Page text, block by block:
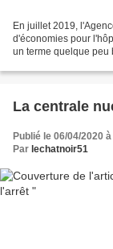
En juillet 2019,
d'économies pour
un terme quelque peu
La centrale
Publié le 06/04/2020
Par lechatnoir51